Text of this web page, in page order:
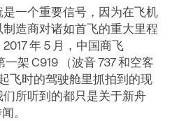
一个重要信号，因为在飞机
造商对诸如首飞的重大里程
年 5 月，中国商飞
架 C919 （波音 737 和空客
飞时的驾驶舱里抓拍到的现
所听到的都只是关于新舟
。